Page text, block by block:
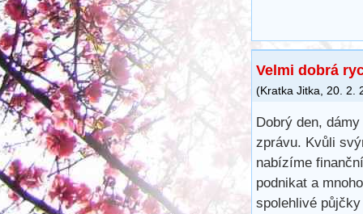
Velmi dobrá
(Kratka Jitka, 20. 2.
Dobrý den,
zprávu. Kvůli
nabízíme
podnikat a
spolehlivé